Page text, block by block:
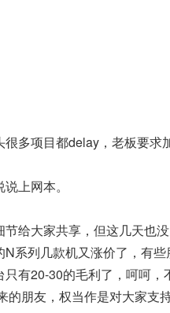
多项目都delay，老板要求
上网本。
给大家共享，但这几天也
系列几款机又涨价了，有些
有20-30的毛利了，呵呵，
朋友，权当作是对大家支